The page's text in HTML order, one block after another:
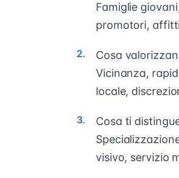
Famiglie
promotori,
Cosa
Vicinanza,
locale,
Cosa ti
visivo, servizio